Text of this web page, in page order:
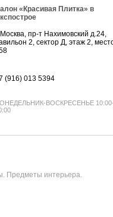
«Красивая Плитка» в
Москва, пр-т Нахимовский д.24,
2, сектор Д, этаж 2,
(916) 013 5394
ВОСКРЕСЕНЬЕ
Предметы интерьера.